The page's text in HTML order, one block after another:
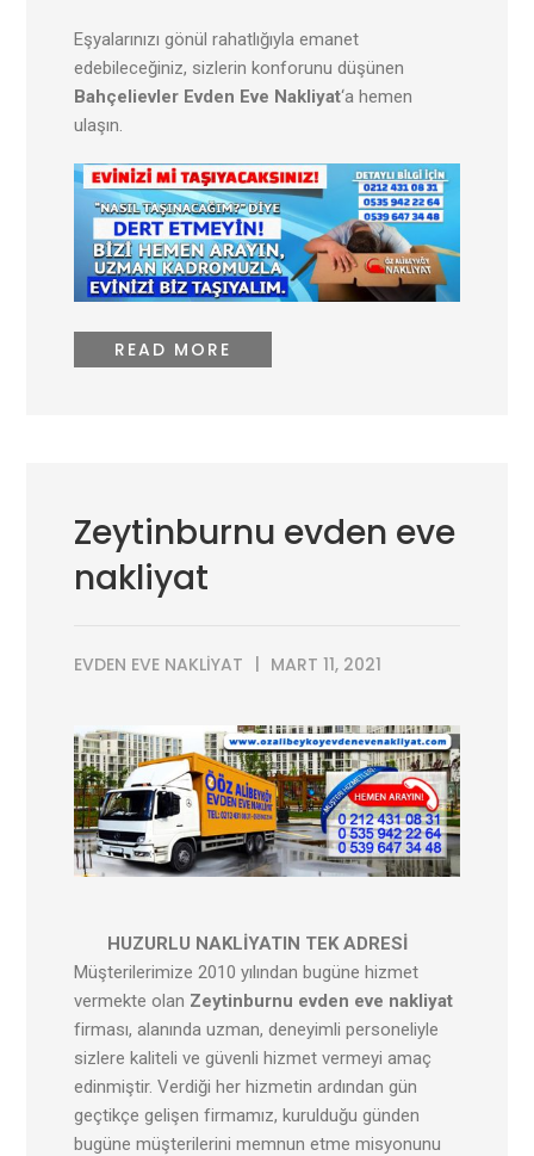
Eşyalarınızı gönül rahatlığıyla emanet
edebileceğiniz, sizlerin konforunu düşünen
Bahçelievler Evden Eve Nakliyat‘a hemen
ulaşın.
READ MORE
Zeytinburnu evden eve
nakliyat
EVDEN EVE NAKLIYAT MART 11, 2021
HUZURLU NAKLİYATIN TEK ADRESİ
Müşterilerimize 2010 yılından bugüne hizmet
vermekte olan Zeytinburnu evden eve nakliyat
firması, alanında uzman, deneyimli personeliyle
sizlere kaliteli ve güvenli hizmet vermeyi amaç
edinmiştir. Verdiği her hizmetin ardından gün
geçtikçe gelişen firmamız, kurulduğu günden
bugüne müşterilerini memnun etme misyonunu